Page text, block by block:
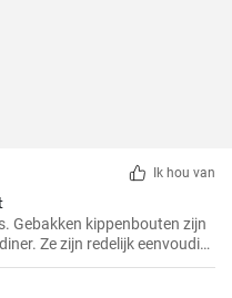
Ik hou van
Gebakken kippenbouten zijn
Ze zijn redelijk eenvoudig